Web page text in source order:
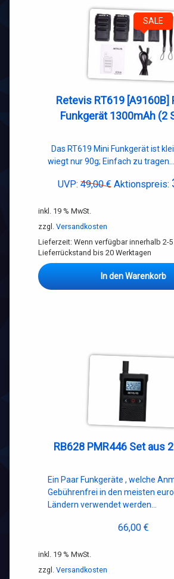
SALE
Retevis RT619 [A9160B]
Funkgerät 1300mAh (2
Das RT619 Mini Funkgerät ist
wiegt nur 90g; Einfach zu tragen…
UVP: 49,00€ Ursprünglicher
Aktionspreis:
inkl. 19 % MwSt.
zzgl. Versandkosten
Lieferzeit: Wenn verfügbar innerhalb 2-
Lieferrückstand bis 20 Werktagen
In den Warenkorb
RB628 PMR446 Set aus
Ein Paar Funkgeräte , welche
Gebührenfrei in den meisten
Ländern verwendet werden…
66,00 €
inkl. 19 % MwSt.
zzgl. Versandkosten